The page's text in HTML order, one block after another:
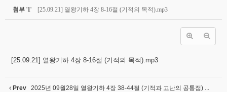
첨부 '1' [25.09.21] 열왕기하 4장 8-16절 (기적의 목적).mp3
[25.09.21] 열왕기하 4장 8-16절 (기적의 목적).mp3
Prev 2025년 09월28일 열왕기하 4장 38-44절 (기적과 고난의 공통점) ...
- 권별성경공부
- Membership Course